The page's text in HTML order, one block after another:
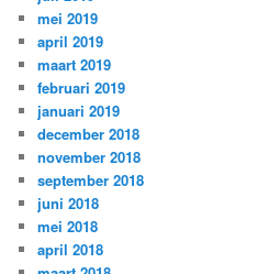
mei 2019
april 2019
maart 2019
februari 2019
januari 2019
december 2018
november 2018
september 2018
juni 2018
mei 2018
april 2018